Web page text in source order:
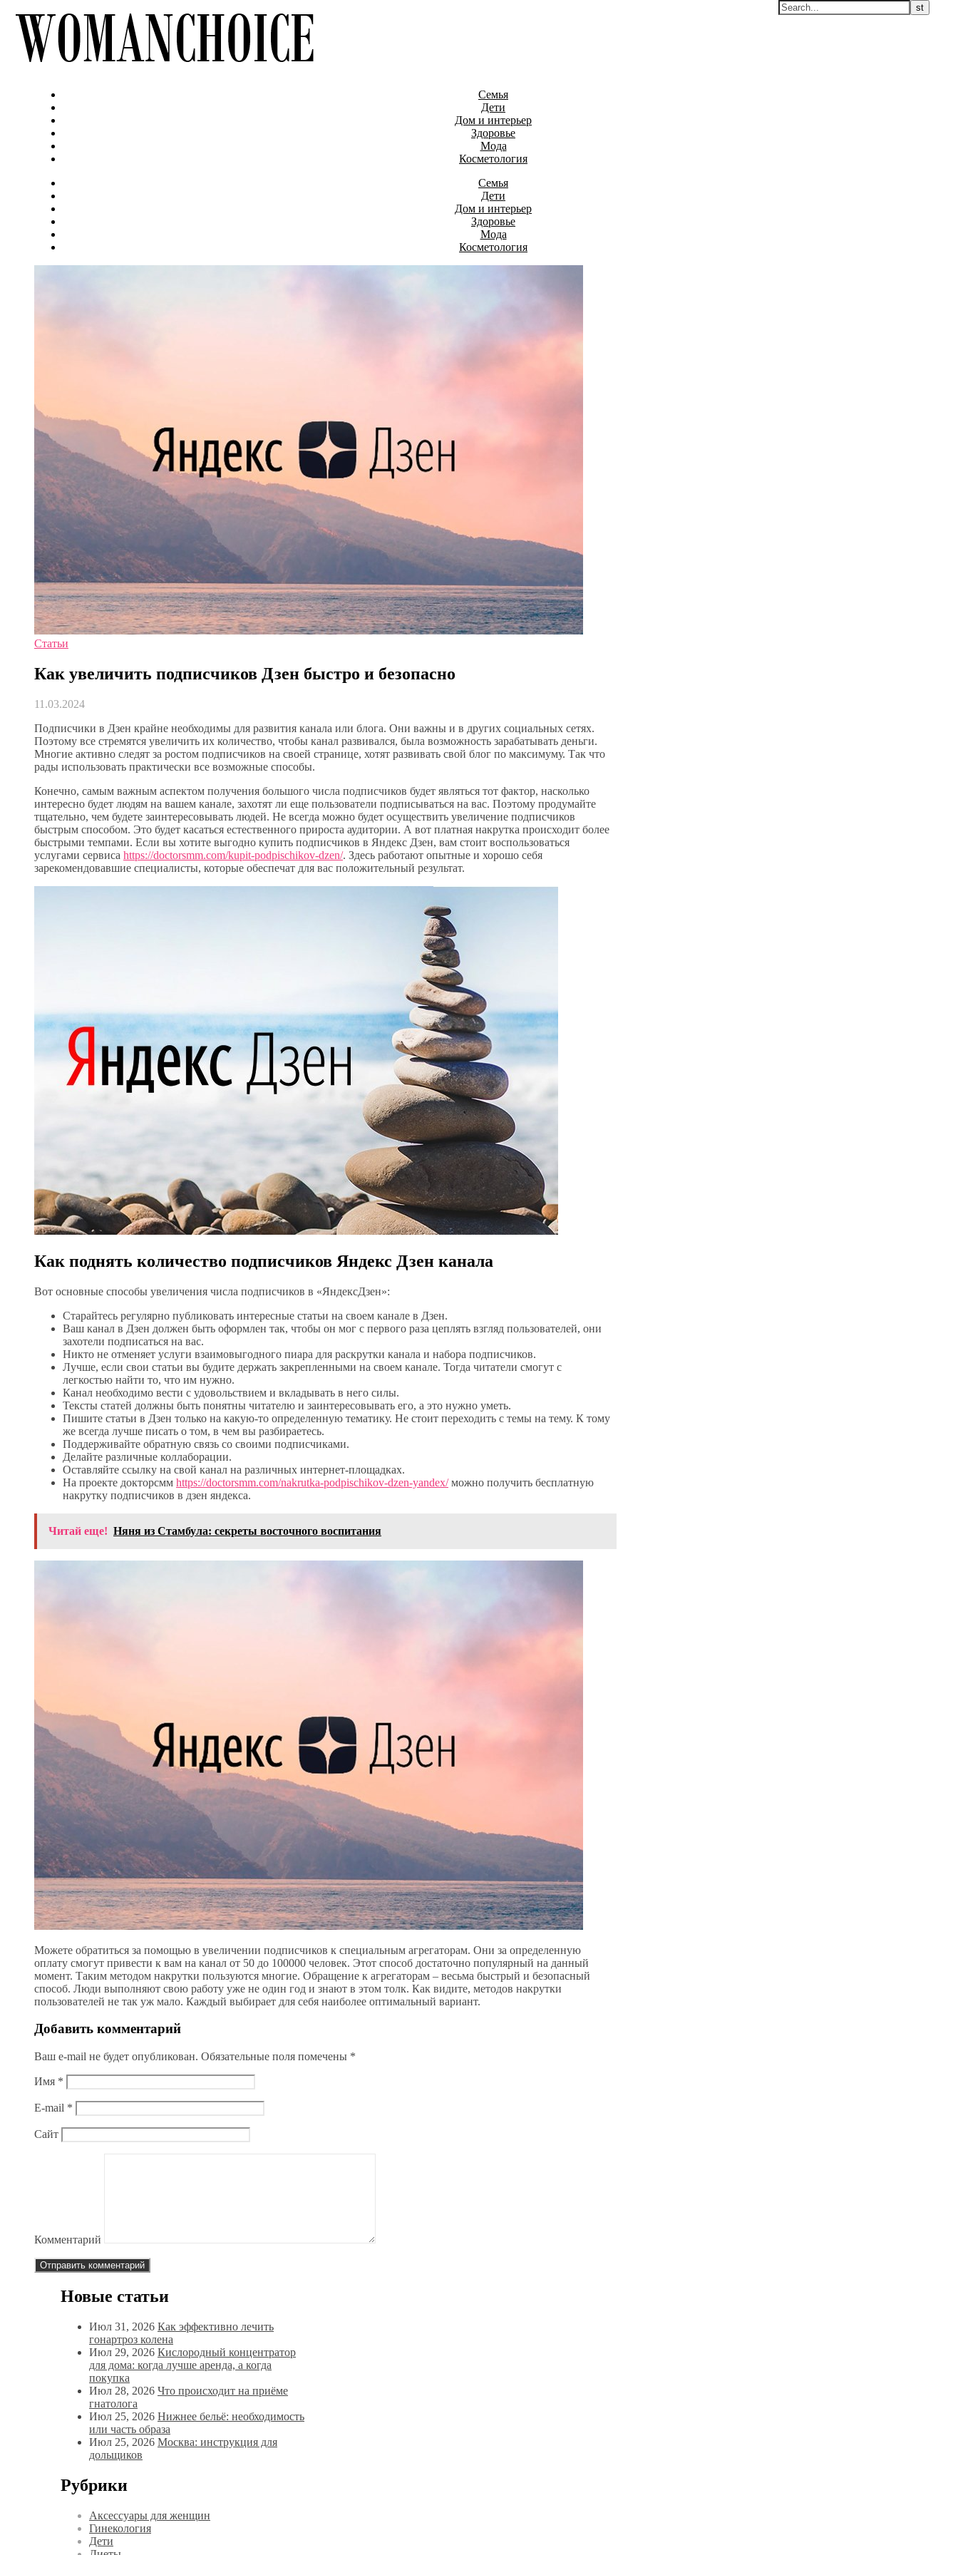
Семья
Дети
Дом и интерьер
Здоровье
Мода
Косметология
Семья
Дети
Дом и интерьер
Здоровье
Мода
Косметология
Статьи
Как увеличить подписчиков Дзен быстро и безопасно
11.03.2024
Подписчики в Дзен крайне необходимы для развития канала или блога. Они важны и в других социальных сетях.
Поэтому все стремятся увеличить их количество, чтобы канал развивался, была возможность зарабатывать деньги.
Многие активно следят за ростом подписчиков на своей странице, хотят развивать свой блог по максимуму. Так что
рады использовать практически все возможные способы.
Конечно, самым важным аспектом получения большого числа подписчиков будет являться тот фактор, насколько
интересно будет людям на вашем канале, захотят ли еще пользователи подписываться на вас. Поэтому продумайте
тщательно, чем будете заинтересовывать людей. Не всегда можно будет осуществить увеличение подписчиков
быстрым способом. Это будет касаться естественного прироста аудитории. А вот платная накрутка происходит более
быстрыми темпами. Если вы хотите выгодно купить подписчиков в Яндекс Дзен, вам стоит воспользоваться
услугами сервиса https://doctorsmm.com/kupit-podpischikov-dzen/. Здесь работают опытные и хорошо себя
зарекомендовавшие специалисты, которые обеспечат для вас положительный результат.
Как поднять количество подписчиков Яндекс Дзен канала
Вот основные способы увеличения числа подписчиков в «ЯндексДзен»:
Старайтесь регулярно публиковать интересные статьи на своем канале в Дзен.
Ваш канал в Дзен должен быть оформлен так, чтобы он мог с первого раза цеплять взгляд пользователей, они
захотели подписаться на вас.
Никто не отменяет услуги взаимовыгодного пиара для раскрутки канала и набора подписчиков.
Лучше, если свои статьи вы будите держать закрепленными на своем канале. Тогда читатели смогут с
легкостью найти то, что им нужно.
Канал необходимо вести с удовольствием и вкладывать в него силы.
Тексты статей должны быть понятны читателю и заинтересовывать его, а это нужно уметь.
Пишите статьи в Дзен только на какую-то определенную тематику. Не стоит переходить с темы на тему. К тому
же всегда лучше писать о том, в чем вы разбираетесь.
Поддерживайте обратную связь со своими подписчиками.
Делайте различные коллаборации.
Оставляйте ссылку на свой канал на различных интернет-площадках.
На проекте докторсмм https://doctorsmm.com/nakrutka-podpischikov-dzen-yandex/можно получить бесплатную
накрутку подписчиков в дзен яндекса.
Читай еще! Няня из Стамбула: секреты восточного воспитания
Можете обратиться за помощью в увеличении подписчиков к специальным агрегаторам. Они за определенную
оплату смогут привести к вам на канал от 50 до 100000 человек. Этот способ достаточно популярный на данный
момент. Таким методом накрутки пользуются многие. Обращение к агрегаторам – весьма быстрый и безопасный
способ. Люди выполняют свою работу уже не один год и знают в этом толк. Как видите, методов накрутки
пользователей не так уж мало. Каждый выбирает для себя наиболее оптимальный вариант.
Добавить комментарий
Ваш e-mail не будет опубликован. Обязательные поля помечены *
Имя *
E-mail *
Сайт
Комментарий
Новые статьи
Июл 31, 2026 Как эффективно лечить
гонартроз колена
Июл 29, 2026 Кислородный концентратор
для дома: когда лучше аренда, а когда
покупка
Июл 28, 2026 Что происходит на приёме
гнатолога
Июл 25, 2026 Нижнее бельё: необходимость
или часть образа
Июл 25, 2026 Москва: инструкция для
дольщиков
Рубрики
Аксессуары для женщин
Гинекология
Дети